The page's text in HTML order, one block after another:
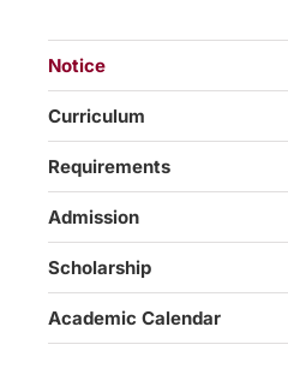
Notice
Curriculum
Requirements
Admission
Scholarship
Academic Calendar